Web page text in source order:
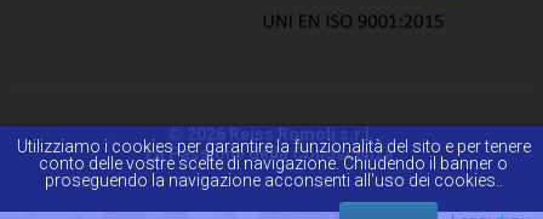
La Passione della Conoscenza.
Utilizziamo i cookies per garantire la funzionalità del sito e per tenere
conto delle vostre scelte di navigazione. Chiudendo il banner o
proseguendo la navigazione acconsenti all'uso dei cookies..